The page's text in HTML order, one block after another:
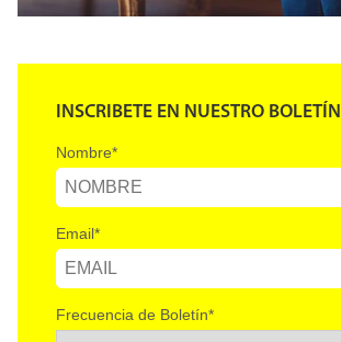
INSCRIBETE EN NUESTRO BOLETÍN
Nombre*
Email*
Frecuencia de Boletín*